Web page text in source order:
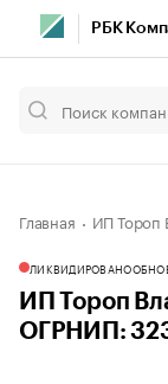
РБК
Главная ИП Тороп
ЛИКВИДИРОВАНО
ИП Тороп
ОГРНИП: